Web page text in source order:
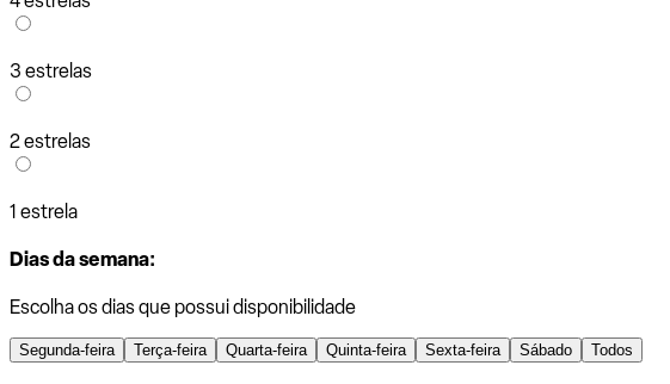
3 estrelas
2 estrelas
1 estrela
Dias da semana:
Escolha os dias que possui disponibilidade
Segunda-feira Terça-feira Quarta-feira Quinta-feira Sexta-feira Sábado Todos